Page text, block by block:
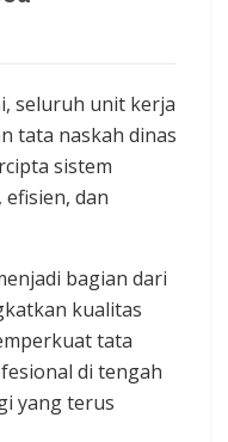
seluruh unit kerja
tata naskah dinas
sistem
dan
bagian dari
kualitas
tata
di tengah
yang terus